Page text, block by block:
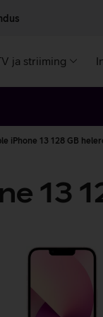
ja striiming
iPhone 13 128 GB
13